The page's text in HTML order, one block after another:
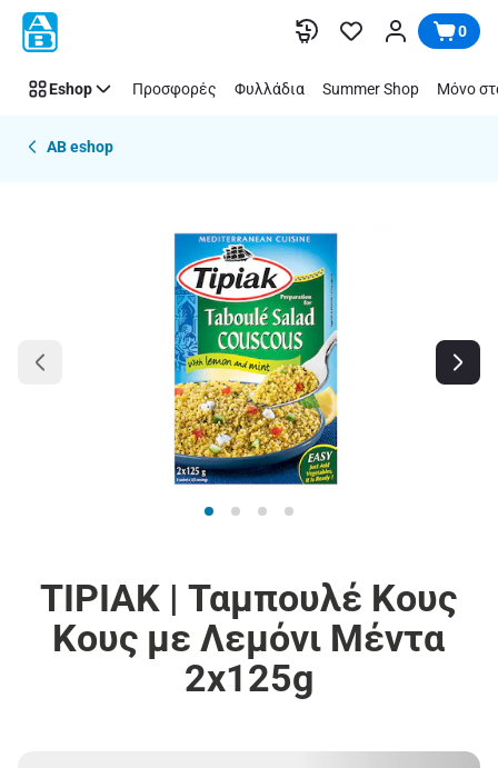
Παράλειψη 0
Eshop Προσφορές Φυλλάδια Summer Shop Μόνο
AB eshop
TIPIAK | Ταμπουλέ Κους
Κους με Λεμόνι Μέντα
2x125g